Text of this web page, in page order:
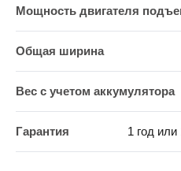
Мощность двигателя
Общая ширина
Вес с учетом аккумулятора
Гарантия 1 год